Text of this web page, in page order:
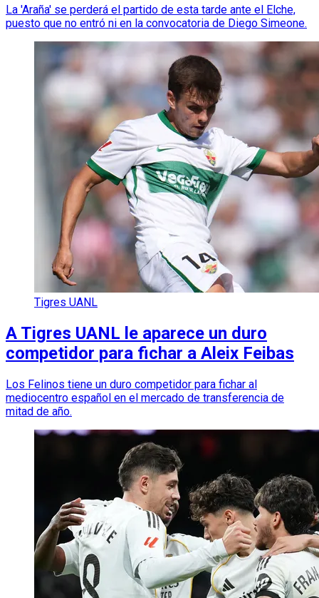
La 'Araña' se perderá el partido de esta tarde ante el Elche,
puesto que no entró ni en la convocatoria de Diego Simeone.
Tigres UANL
A Tigres UANL le aparece un duro
competidor para fichar a Aleix Feibas
Los Felinos tiene un duro competidor para fichar al
mediocentro español en el mercado de transferencia de
mitad de año.